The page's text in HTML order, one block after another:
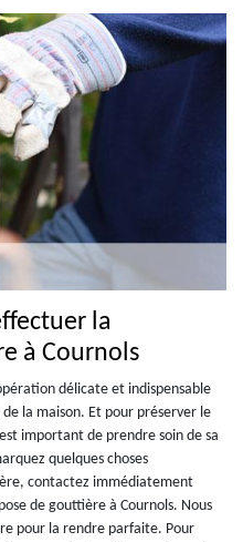
la
à Cournols
délicate et indispensable
la maison. Et pour préserver le
important de prendre soin de sa
quelques choses
contactez immédiatement
de gouttière à Cournols. Nous
pour la rendre parfaite. Pour